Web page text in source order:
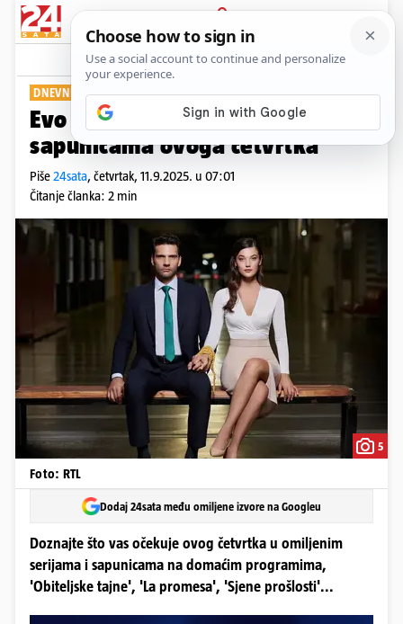
PRIJAVA
Show Komentari
DNEVNI PREGLED
Evo što vas čeka u omiljenim
sapunicama ovoga četvrtka
Piše24sata, četvrtak, 11.9.2025. u 07:01
Čitanje članka: 2 min
5
Foto: RTL
Dodaj 24sata među omiljene izvore na Googleu
Doznajte što vas očekuje ovog četvrtka u omiljenim
serijama i sapunicama na domaćim programima,
'Obiteljske tajne', 'La promesa', 'Sjene prošlosti'...